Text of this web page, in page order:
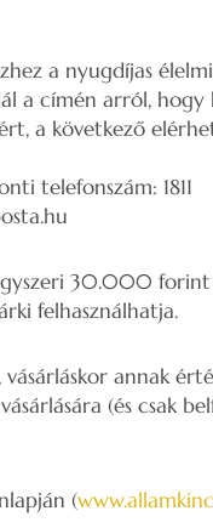
a nyugdíjas
a címén arról,
a következő
telefonszám: 1811
30.000
felhasználhatja.
annak
(és csak
(